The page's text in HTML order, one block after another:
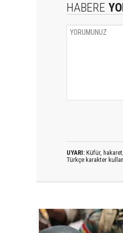
HABERE
UYARI: Küfür,
Türkçe karakter